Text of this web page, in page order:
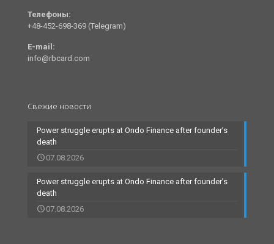
Телефоны:
+48-452-698-369 (Telegram)
E-mail:
info@rbcard.com
Свежие новости
Power struggle erupts at Ondo Finance after founder’s
death
07.08.2026
Power struggle erupts at Ondo Finance after founder’s
death
07.08.2026